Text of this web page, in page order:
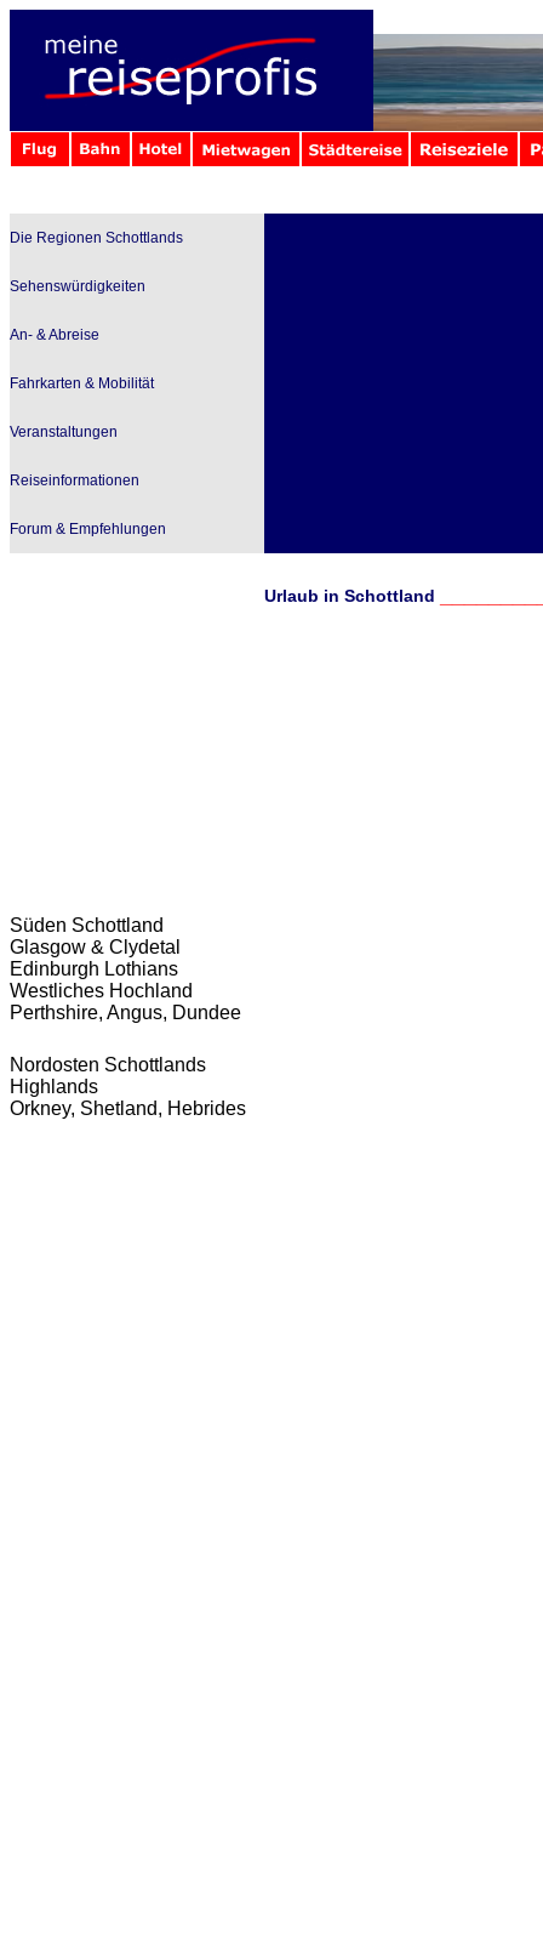
Die Regionen Schottlands
Sehenswürdigkeiten
An- & Abreise
Fahrkarten & Mobilität
Veranstaltungen
Reiseinformationen
Forum & Empfehlungen
Urlaub in Schottland
Süden Schottland
Glasgow & Clydetal
Edinburgh Lothians
Westliches Hochland
Perthshire, Angus, Dundee
Nordosten Schottlands
Highlands
Orkney, Shetland, Hebrides